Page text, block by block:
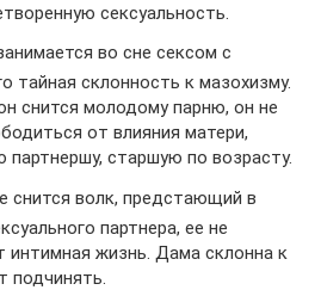
сексуальность.
во сне сексом с
тайная склонность к мазохизму.
снится молодому парню, он не
от влияния матери,
старшую по возрасту.
снится волк, предстающий в
партнера, ее не
интимная жизнь. Дама склонна к
подчинять.